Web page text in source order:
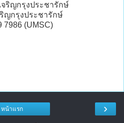
จริญกรุงประชารักษ์
ริญกรุงประชารักษ์
7986 (UMSC)
›
หน้าแรก